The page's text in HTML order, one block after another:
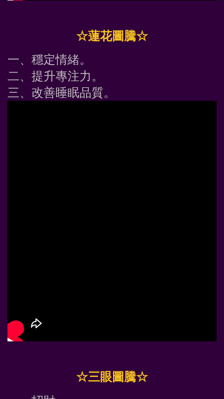
☆蓮花圖騰☆
一、穩定情緒。
二、提升專注力。
三、改善睡眠品質。
☆三眼圖騰☆